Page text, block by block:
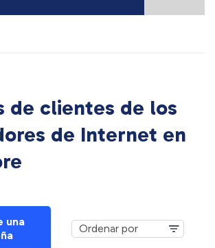
de clientes de los
de Internet en
una